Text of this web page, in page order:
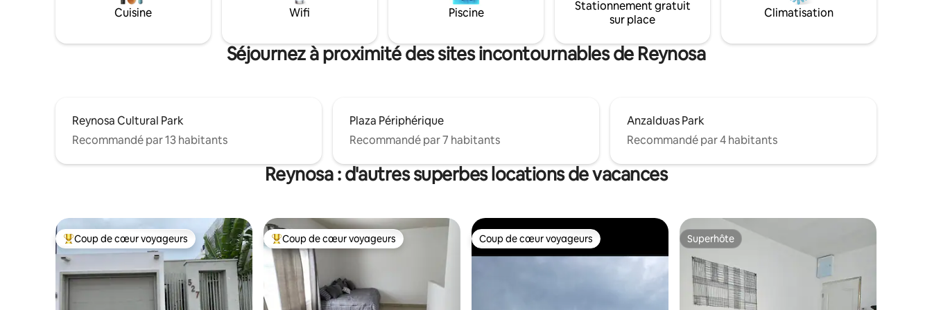
vous permet de régler chaque espace
selon vos préférences. Le parking est
pour 2 personnes n'hésitez pas à nous
Cuisine Wifi Piscine
Stationnement gratuit
sur place
Climatisation
Séjournez à proximité des sites incontournables de Reynosa
Reynosa Cultural Park
Recommandé par 13 habitants
Plaza Périphérique
Recommandé par 7 habitants
Anzalduas Park
Recommandé par 4 habitants
Reynosa : d'autres superbes locations de vacances
Coups de cœur voyageurs les plus appréciés
Coup de cœur voyageurs Coups de cœur voyageurs les plus appréciés
Coup de cœur voyageurs Coup de cœur voyageurs
Coup de cœur voyageurs Superhôte
Superhôte